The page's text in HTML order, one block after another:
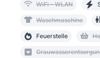
WiFi - WLAN
Waschmaschine
Feuerstelle